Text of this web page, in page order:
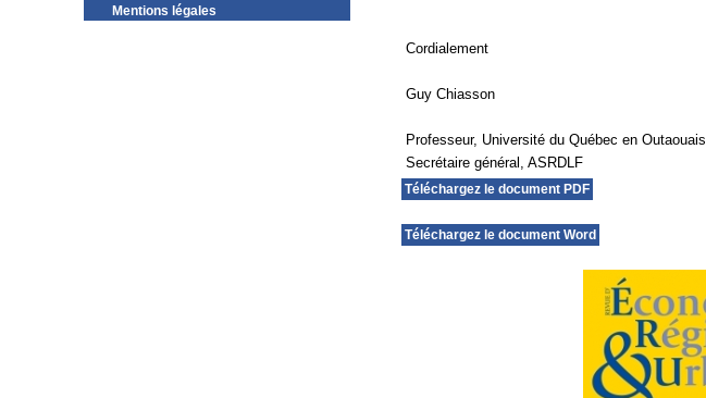
Mentions légales
Cordialement
Guy Chiasson
Professeur, Université du Québec en Outaouais
Secrétaire général, ASRDLF
Téléchargez le document PDF
Téléchargez le document Word